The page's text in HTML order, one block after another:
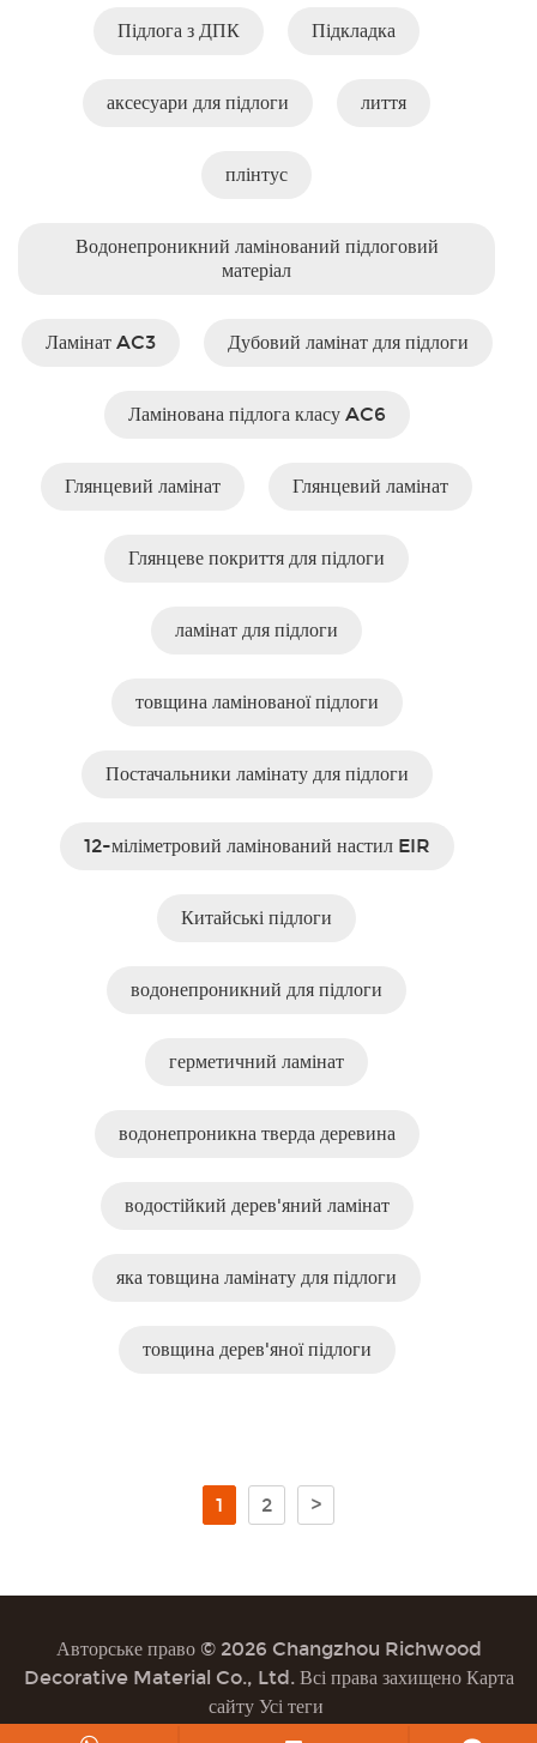
Підлога з ДПК Підкладка
аксесуари для підлоги лиття
плінтус
Водонепроникний ламінований підлоговий
матеріал
Ламінат AC3 Дубовий ламінат для підлоги
Ламінована підлога класу AC6
Глянцевий ламінат Глянцевий ламінат
Глянцеве покриття для підлоги
ламінат для підлоги
товщина ламінованої підлоги
Постачальники ламінату для підлоги
12-міліметровий ламінований настил EIR
Китайські підлоги
водонепроникний для підлоги
герметичний ламінат
водонепроникна тверда деревина
водостійкий дерев'яний ламінат
яка товщина ламінату для підлоги
товщина дерев'яної підлоги
1 2 >
Авторське право © 2026 Changzhou Richwood
Decorative Material Co., Ltd. Всі права захищено Карта
сайту Усі теги